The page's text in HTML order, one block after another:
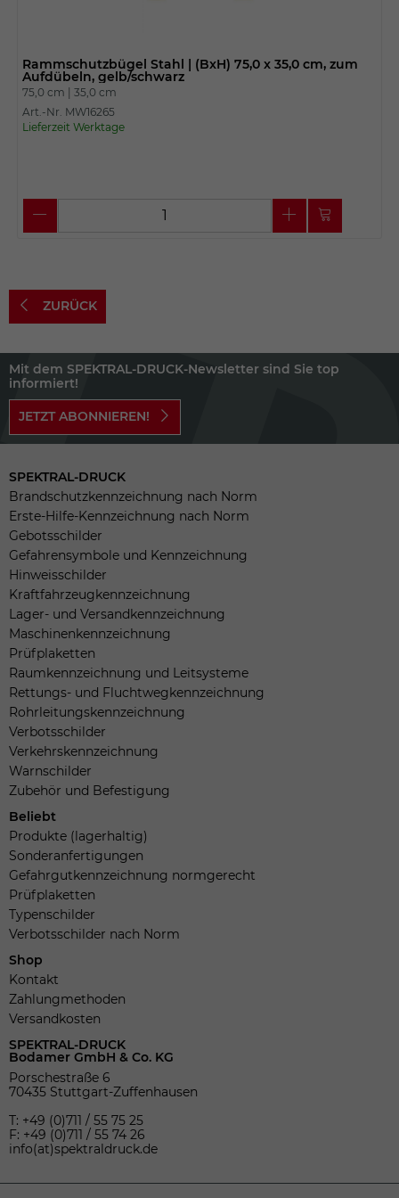
Rammschutzbügel Stahl | (BxH) 75,0 x 35,0 cm, zum
Aufdübeln, gelb/schwarz
75,0 cm | 35,0 cm
Art.-Nr. MW16265
Lieferzeit Werktage
ZURÜCK
Mit dem SPEKTRAL-DRUCK-Newsletter sind Sie top
informiert!
JETZT ABONNIEREN!
SPEKTRAL-DRUCK
Brandschutzkennzeichnung nach Norm
Erste-Hilfe-Kennzeichnung nach Norm
Gebotsschilder
Gefahrensymbole und Kennzeichnung
Hinweisschilder
Kraftfahrzeugkennzeichnung
Lager- und Versandkennzeichnung
Maschinenkennzeichnung
Prüfplaketten
Raumkennzeichnung und Leitsysteme
Rettungs- und Fluchtwegkennzeichnung
Rohrleitungskennzeichnung
Verbotsschilder
Verkehrskennzeichnung
Warnschilder
Zubehör und Befestigung
Beliebt
Produkte (lagerhaltig)
Sonderanfertigungen
Gefahrgutkennzeichnung normgerecht
Prüfplaketten
Typenschilder
Verbotsschilder nach Norm
Shop
Kontakt
Zahlungmethoden
Versandkosten
SPEKTRAL-DRUCK
Bodamer GmbH & Co. KG
Porschestraße 6
70435 Stuttgart-Zuffenhausen
T: +49 (0)711 / 55 75 25
F: +49 (0)711 / 55 74 26
info(at)spektraldruck.de